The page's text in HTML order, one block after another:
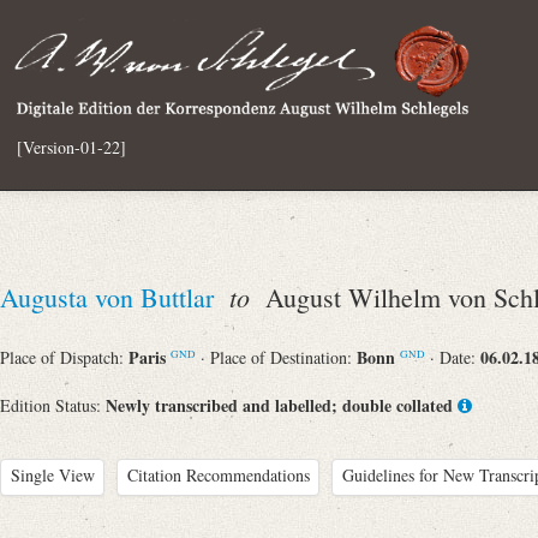
[Version-01-22]
Augusta von Buttlar to August Wilhelm von
Place of Dispatch: Paris GND · Place of Destination: Bonn GND · Date:
Edition Status: Newly transcribed and labelled; double collated
Single View Citation Recommendations Guidelines for New